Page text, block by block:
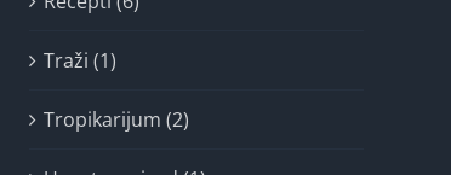
Traži (1)
Tropikarijum (2)